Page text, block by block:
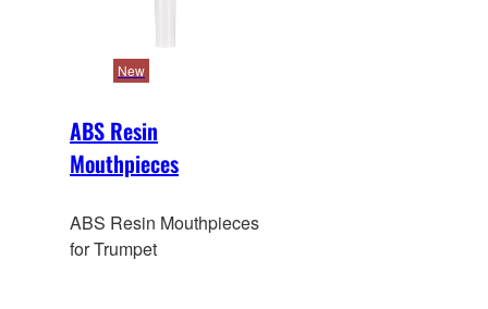
ABS Resin
Mouthpieces
New
ABS Resin Mouthpieces
for Trumpet